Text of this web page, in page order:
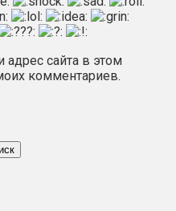
адрес сайта в этом
комментариев.